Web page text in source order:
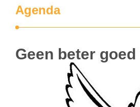
Agenda
Geen beter